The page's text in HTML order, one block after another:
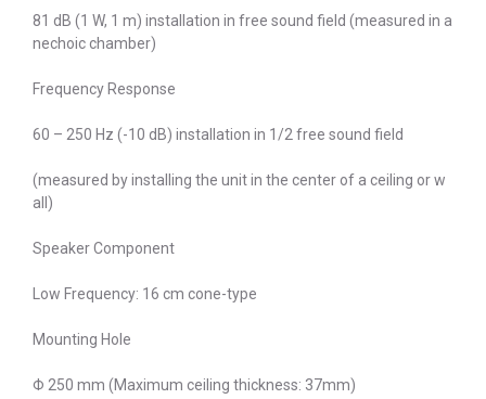
81 dB (1 W, 1 m) installation in free sound field (measured in a
nechoic chamber)
Frequency Response
60 – 250 Hz (-10 dB) installation in 1/2 free sound field
(measured by installing the unit in the center of a ceiling or w
all)
Speaker Component
Low Frequency: 16 cm cone-type
Mounting Hole
Φ 250 mm (Maximum ceiling thickness: 37mm)